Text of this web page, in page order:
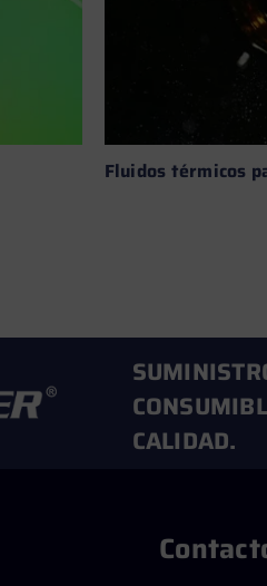
Fluidos térmicos
CALIDAD.